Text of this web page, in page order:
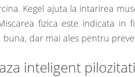
Kegel ajuta la intarirea
fizica este indicata
buna, dar mai ales pentru
inteligent